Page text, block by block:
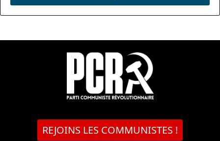
REJOINS LES COMMUNISTES !